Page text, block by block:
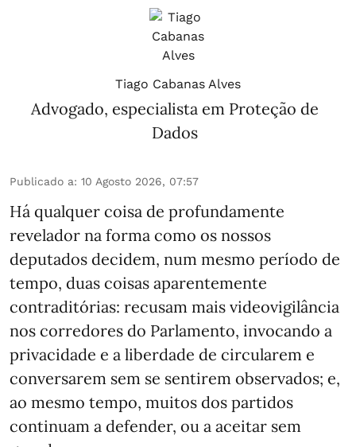
Tiago Cabanas Alves
Advogado, especialista em Proteção de
Dados
Publicado a: 10 Agosto 2026, 07:57
Há qualquer coisa de profundamente
revelador na forma como os nossos
deputados decidem, num mesmo período de
tempo, duas coisas aparentemente
contraditórias: recusam mais videovigilância
nos corredores do Parlamento, invocando a
privacidade e a liberdade de circularem e
conversarem sem se sentirem observados; e,
ao mesmo tempo, muitos dos partidos
continuam a defender, ou a aceitar sem